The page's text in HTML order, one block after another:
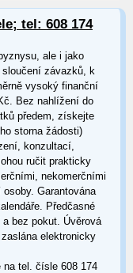
tel: 608 174
ale i jako
závazků, k
vysoký finanční
Bez nahlížení do
předem, získejte
storna žádosti)
konzultací,
ručit prakticky
nekomerčními
Garantována
Předčasné
bez pokut. Úvěrová
elektronicky
na tel. čísle 608 174